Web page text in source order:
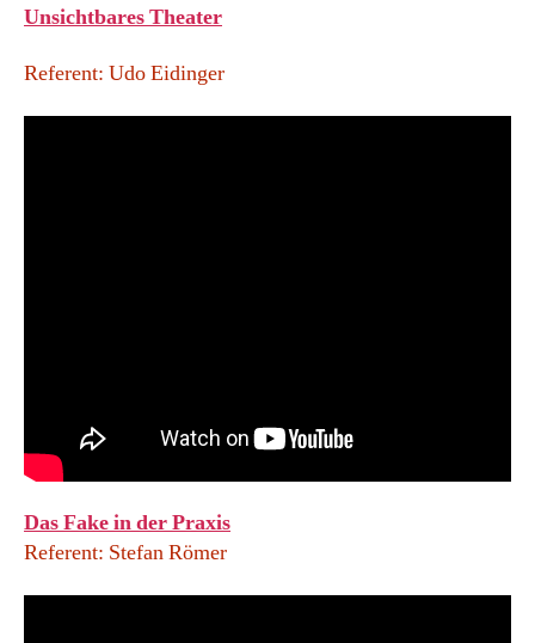
Unsichtbares Theater
Referent: Udo Eidinger
Das Fake in der Praxis
Referent: Stefan Römer